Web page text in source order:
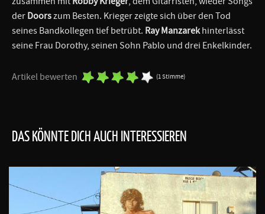
der Doorszum Besten. Krieger zeigte sich über den Tod
seines Bandkollegen tief betrübt. Ray Manzarekhinterlässt
seine Frau Dorothy, seinen Sohn Pablo und drei Enkelkinder.
Artikel bewerten (1 Stimme)
DAS KÖNNTE DICH AUCH INTERESSIEREN